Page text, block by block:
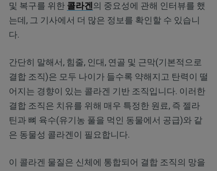
및 복구를 위한 콜라겐 의 중요성에 관해 인터뷰를 했
는데, 그 기사에서 더 많은 정보를 확인할 수 있습니
다.
간단히 말해서, 힘줄, 인대, 연골 및 근막(기본적으로
결합 조직)은 모두 나이가 들수록 약해지고 탄력이 떨
어지는 경향이 있는 콜라겐 기반 조직입니다. 이러한
결합 조직은 치유를 위해 매우 특정한 원료, 즉 젤라
틴과 뼈 육수(유기농 풀을 먹인 동물에서 공급)와 같
은 동물성 콜라겐이 필요합니다.
이 콜라겐 물질은 신체에 통합되어 결합 조직의 망을